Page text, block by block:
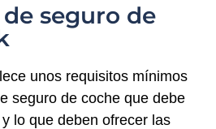
seguro de
unos requisitos mínimos
seguro de coche que debe
lo que deben ofrecer las